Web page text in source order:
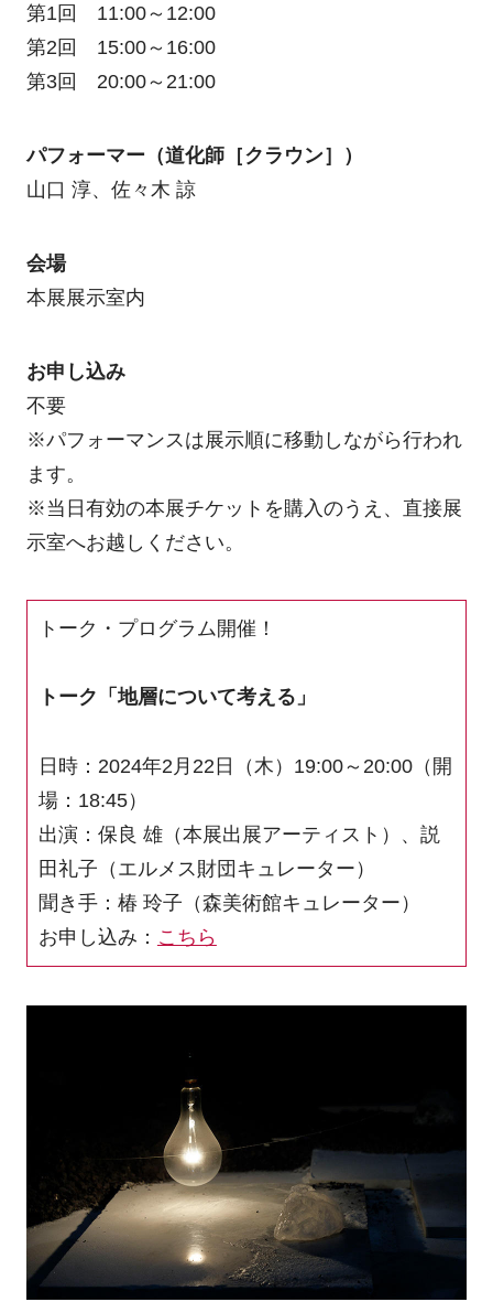
第1回 11:00～12:00
第2回 15:00～16:00
第3回 20:00～21:00
パフォーマー（道化師［クラウン］）
山口 淳、佐々木 諒
会場
本展展示室内
お申し込み
不要
※パフォーマンスは展示順に移動しながら行われ
ます。
※当日有効の本展チケットを購入のうえ、直接展
示室へお越しください。
トーク・プログラム開催！
トーク「地層について考える」
日時：2024年2月22日（木）19:00～20:00（開
場：18:45）
出演：保良 雄（本展出展アーティスト）、説
田礼子（エルメス財団キュレーター）
聞き手：椿 玲子（森美術館キュレーター）
お申し込み： こちら